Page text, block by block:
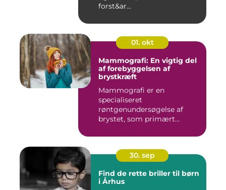
forst&ar...
01. okt
Mammografi: En vigtig del
af forebyggelsen af
brystkræft
Mammografi er en
specialiseret
røntgenundersøgelse af
brystet, som primært
30. sep
Find de rette briller til børn
i Århus